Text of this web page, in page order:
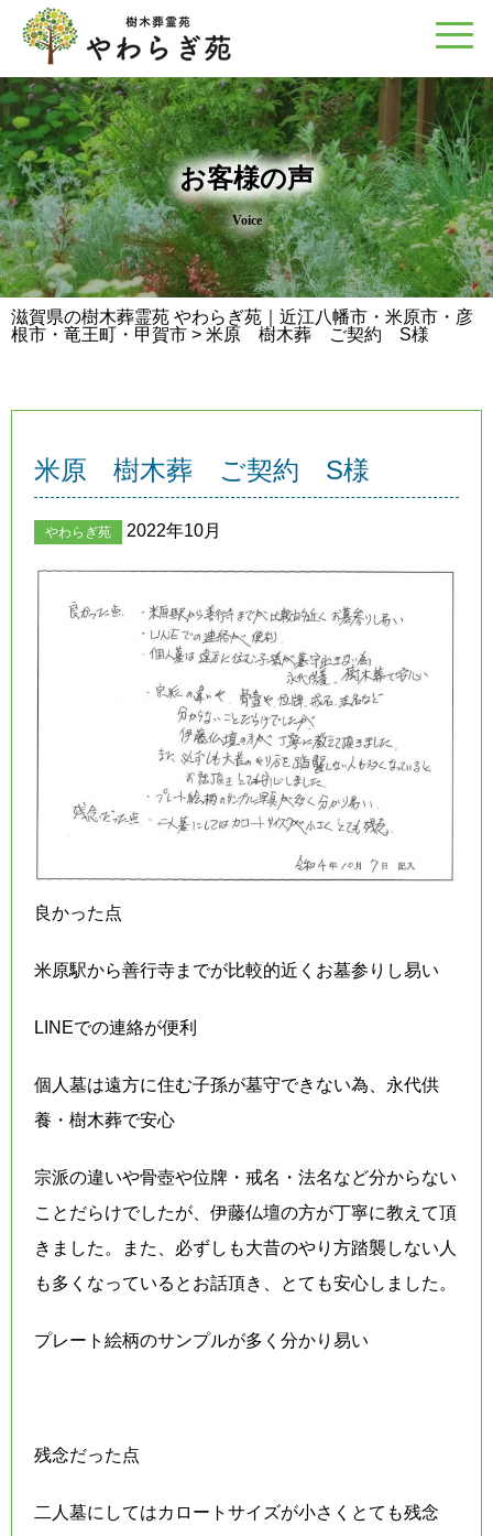
お客様の声
Voice
滋賀県の樹木葬霊苑 やわらぎ苑｜近江八幡市・米原市・彦
根市・竜王町・甲賀市 > 米原 樹木葬 ご契約 S様
米原 樹木葬 ご契約 S様
やわらぎ苑 2022年10月
良かった点
米原駅から善行寺までが比較的近くお墓参りし易い
LINEでの連絡が便利
個人墓は遠方に住む子孫が墓守できない為、永代供
養・樹木葬で安心
宗派の違いや骨壺や位牌・戒名・法名など分からない
ことだらけでしたが、伊藤仏壇の方が丁寧に教えて頂
きました。また、必ずしも大昔のやり方踏襲しない人
も多くなっているとお話頂き、とても安心しました。
プレート絵柄のサンプルが多く分かり易い
残念だった点
二人墓にしてはカロートサイズが小さくとても残念